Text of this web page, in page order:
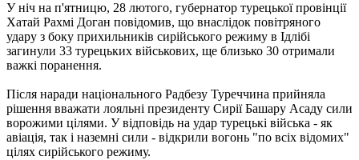
У ніч на п'ятницю, 28 лютого, губернатор турецької провінції
Хатай Рахмі Доган повідомив, що внаслідок повітряного
удару з боку прихильників сирійського режиму в Ідлібі
загинули 33 турецьких військових, ще близько 30 отримали
важкі поранення.
Після наради національного Радбезу Туреччина прийняла
рішення вважати лояльні президенту Сирії Башару Асаду сили
ворожими цілями. У відповідь на удар турецькі війська - як
авіація, так і наземні сили - відкрили вогонь "по всіх відомих"
цілях сирійського режиму.